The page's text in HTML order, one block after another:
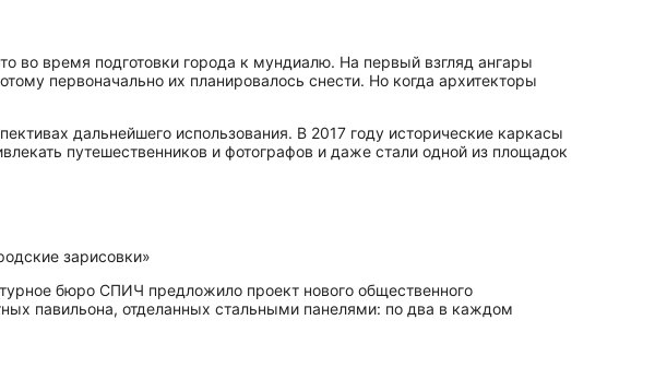
во время подготовки города к мундиалю. На первый взгляд ангары
первоначально их планировалось снести. Но когда архитекторы
дальнейшего использования. В 2017 году исторические каркасы
путешественников и фотографов и даже стали одной из площадок
зарисовки»
бюро СПИЧ предложило проект нового общественного
павильона, отделанных стальными панелями: по два в каждом